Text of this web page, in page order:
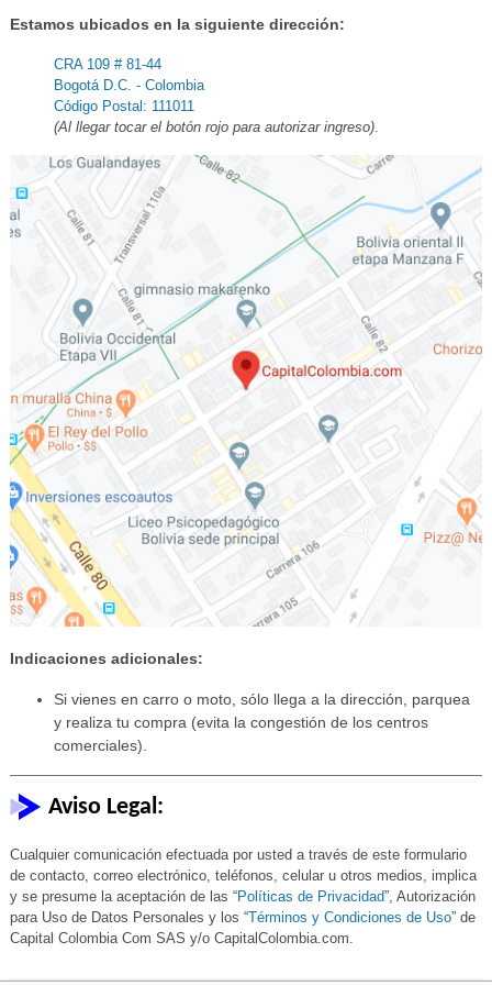
Estamos ubicados en la siguiente dirección:
CRA 109 # 81-44
Bogotá D.C. - Colombia
Código Postal: 111011
(Al llegar tocar el botón rojo para autorizar ingreso).
Indicaciones adicionales:
Si vienes en carro o moto, sólo llega a la dirección, parquea
y realiza tu compra (evita la congestión de los centros
comerciales).
Aviso Legal:
Cualquier comunicación efectuada por usted a través de este formulario
de contacto, correo electrónico, teléfonos, celular u otros medios, implica
y se presume la aceptación de las “Políticas de Privacidad”, Autorización
para Uso de Datos Personales y los “Términos y Condiciones de Uso” de
Capital Colombia Com SAS y/o CapitalColombia.com.